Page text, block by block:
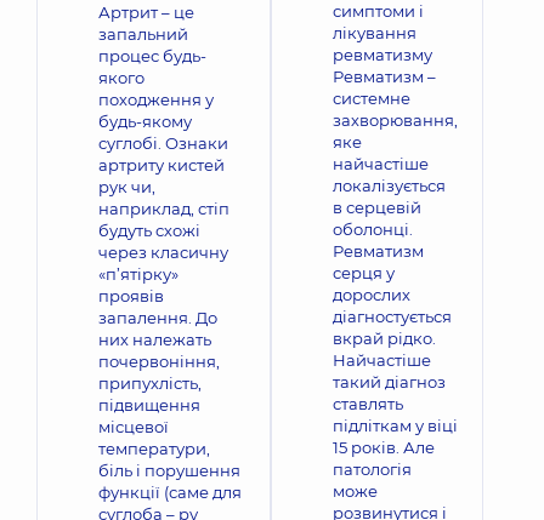
Артрит – це
запальний
процес будь-
якого
походження у
будь-якому
суглобі. Ознаки
артриту кистей
рук чи,
наприклад, стіп
будуть схожі
через класичну
«п’ятірку»
проявів
запалення. До
них належать
почервоніння,
припухлість,
підвищення
місцевої
температури,
біль і порушення
функції (саме для
суглоба – ру
симптоми і
лікування
ревматизму
Ревматизм –
системне
захворювання,
яке
найчастіше
локалізується
в серцевій
оболонці.
Ревматизм
серця у
дорослих
діагностується
вкрай рідко.
Найчастіше
такий діагноз
ставлять
підліткам у віці
15 років. Але
патологія
може
розвинутися і